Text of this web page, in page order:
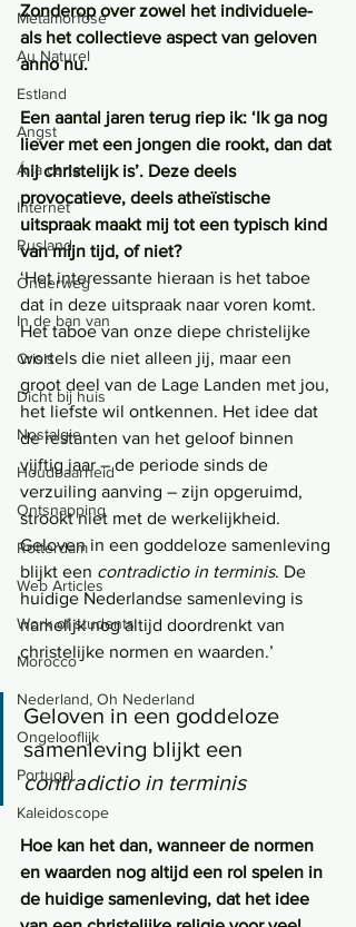
Metamorfose
Au Naturel
Estland
Angst
Á la carte
Internet
Rusland
Onderweg
In de ban van
Crisis
Dicht bij huis
Nostalgie
Houdbaarheid
Ontsnapping
Rotterdam
Web Articles
Work of students
Morocco
Nederland, Oh Nederland
Ongelooflijk
Portugal
Kaleidoscope
Zonderop over zowel het individuele-
als het collectieve aspect van geloven
anno nu.
Een aantal jaren terug riep ik: ‘Ik ga nog
liever met een jongen die rookt, dan dat
hij christelijk is’. Deze deels
provocatieve, deels atheïstische
uitspraak maakt mij tot een typisch kind
van mijn tijd, of niet?
‘Het interessante hieraan is het taboe
dat in deze uitspraak naar voren komt.
Het taboe van onze diepe christelijke
wortels die niet alleen jij, maar een
groot deel van de Lage Landen met jou,
het liefste wil ontkennen. Het idee dat
de restanten van het geloof binnen
vijftig jaar – de periode sinds de
verzuiling aanving – zijn opgeruimd,
strookt niet met de werkelijkheid.
Geloven in een goddeloze samenleving
blijkt een contradictio in terminis. De
huidige Nederlandse samenleving is
namelijk nog altijd doordrenkt van
christelijke normen en waarden.’
Geloven in een goddeloze
samenleving blijkt een
contradictio in terminis
Hoe kan het dan, wanneer de normen
en waarden nog altijd een rol spelen in
de huidige samenleving, dat het idee